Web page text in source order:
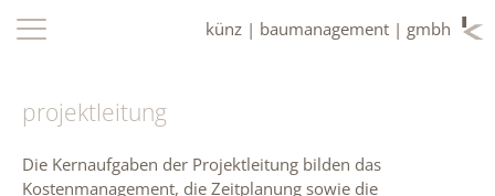
künz | baumanagement | gmbh
projektleitung
Die Kernaufgaben der Projektleitung bilden das
Kostenmanagement, die Zeitplanung sowie die